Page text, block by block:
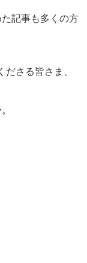
記事も多くの方
さる皆さま、